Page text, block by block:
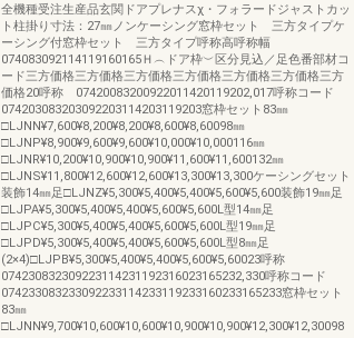
全機種受注生産品玄関ドアプレナスχ・フォラードジャストカッ
ト柱掛り寸法：27㎜ノンケーシング窓枠セット 三方タイプケ
ーシング付窓枠セット 三方タイプ呼称高呼称幅
074083092114119160165Ｈ︵ドア枠︶区分見込／足色番部材コ
ード三方価格三方価格三方価格三方価格三方価格三方価格三方
価格20呼称 07420083200922011420119202,017呼称コード
074203083203092203114203119203窓枠セット83㎜
□LJNN¥7,600¥8,200¥8,200¥8,600¥8,60098㎜
□LJNP¥8,900¥9,600¥9,600¥10,000¥10,000116㎜
□LJNR¥10,200¥10,900¥10,900¥11,600¥11,600132㎜
□LJNS¥11,800¥12,600¥12,600¥13,300¥13,300ケーシングセット
装飾14㎜足□LJNZ¥5,300¥5,400¥5,400¥5,600¥5,600装飾19㎜足
□LJPA¥5,300¥5,400¥5,400¥5,600¥5,600L型14㎜足
□LJPC¥5,300¥5,400¥5,400¥5,600¥5,600L型19㎜足
□LJPD¥5,300¥5,400¥5,400¥5,600¥5,600L型8㎜足
(2×4)□LJPB¥5,300¥5,400¥5,400¥5,600¥5,60023呼称
074230832309223114231192316023165232,330呼称コード
074233083233092233114233119233160233165233窓枠セット
83㎜
□LJNN¥9,700¥10,600¥10,600¥10,900¥10,900¥12,300¥12,30098